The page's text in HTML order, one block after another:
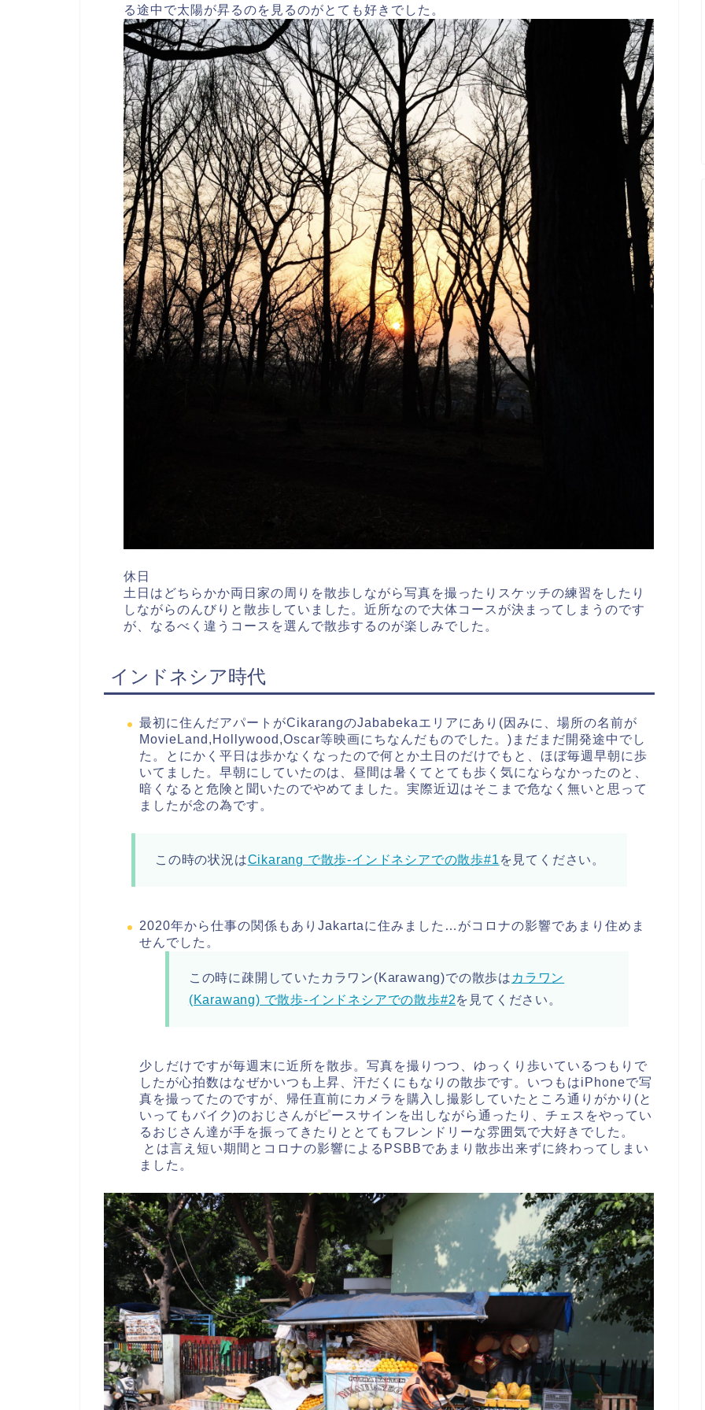
る途中で太陽が昇るのを見るのがとても好きでした。
休日
土日はどちらかか両日家の周りを散歩しながら写真を撮ったりスケッチの練習をしたり
しながらのんびりと散歩していました。近所なので大体コースが決まってしまうのです
が、なるべく違うコースを選んで散歩するのが楽しみでした。
インドネシア時代
最初に住んだアパートがCikarangのJababekaエリアにあり(因みに、場所の名前が
MovieLand,Hollywood,Oscar等映画にちなんだものでした。)まだまだ開発途中でし
た。とにかく平日は歩かなくなったので何とか土日のだけでもと、ほぼ毎週早朝に歩
いてました。早朝にしていたのは、昼間は暑くてとても歩く気にならなかったのと、
暗くなると危険と聞いたのでやめてました。実際近辺はそこまで危なく無いと思って
ましたが念の為です。
この時の状況はCikarang で散歩-インドネシアでの散歩#1 を見てください。
2020年から仕事の関係もありJakartaに住みました…がコロナの影響であまり住めま
せんでした。
この時に疎開していたカラワン(Karawang)での散歩は カラワン
(Karawang) で散歩-インドネシアでの散歩#2を見てください。
少しだけですが毎週末に近所を散歩。写真を撮りつつ、ゆっくり歩いているつもりで
したが心拍数はなぜかいつも上昇、汗だくにもなりの散歩です。いつもはiPhoneで写
真を撮ってたのですが、帰任直前にカメラを購入し撮影していたところ通りがかり(と
いってもバイク)のおじさんがピースサインを出しながら通ったり、チェスをやってい
るおじさん達が手を振ってきたりととてもフレンドリーな雰囲気で大好きでした。
とは言え短い期間とコロナの影響によるPSBBであまり散歩出来ずに終わってしまい
ました。